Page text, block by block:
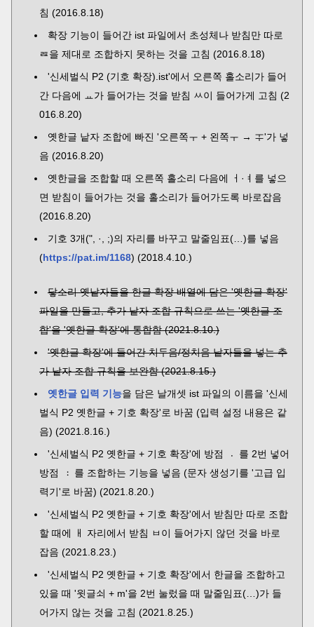
침 (2016.8.18)
확장 기능이 들어간 ist 파일에서 초성체나 받침만 따로
ㄿ을 제대로 조합하지 못하는 것을 고침 (2016.8.18)
'신세벌식 P2 (기호 확장).ist'에서 오른쪽 홀소리가 들어
간 다음에 ㅛ가 들어가는 것을 받침 ㅆ이 들어가게 고침 (2
016.8.20)
옛한글 낱자 조합에 빠진 '오른쪽ㅜ + 왼쪽ㅜ → ᆍ'가 넣
음 (2016.8.20)
옛한글을 조합할 때 오른쪽 홀소리 다음에 ㅓ·ㅕ를 넣으
면 받침이 들어가는 것을 홀소리가 들어가도록 바로잡음
(2016.8.20)
기호 3개(", ·, ;)의 자리를 바꾸고 말줄임표(…)를 넣음
(https://pat.im/1168) (2018.4.10.)
닿소리 옛낱자들을 한글 확장 배열에 담은 '옛한글 확장'
파일을 만들고, 추가 낱자 조합 규칙으로 쓰는 '옛한글 조
합'을 '옛한글 확장'에 통합함 (2021.8.10.)
'옛한글 확장'에 들어간 치두음/정치음 낱자들을 넣는 추
가 낱자 조합 규칙을 보완함 (2021.8.15.)
옛한글 입력 기능을 담은 날개셋 ist 파일의 이름을 '신세
벌식 P2 옛한글 + 기호 확장'로 바꿈 (입력 설정 내용은 같
음) (2021.8.16.)
'신세벌식 P2 옛한글 + 기호 확장'에 방점 〮를 2번 넣어
방점 〯를 조합하는 기능을 넣음 (문자 생성기를 '고급 입
력기'로 바꿈) (2021.8.20.)
'신세벌식 P2 옛한글 + 기호 확장'에서 받침만 따로 조합
할 때에 ㅐ 자리에서 받침 ㅂ이 들어가지 않던 것을 바로
잡음 (2021.8.23.)
'신세벌식 P2 옛한글 + 기호 확장'에서 한글을 조합하고
있을 때 '윗글쇠 + m'을 2번 눌렀을 때 말줄임표(…)가 들
어가지 않는 것을 고침 (2021.8.25.)